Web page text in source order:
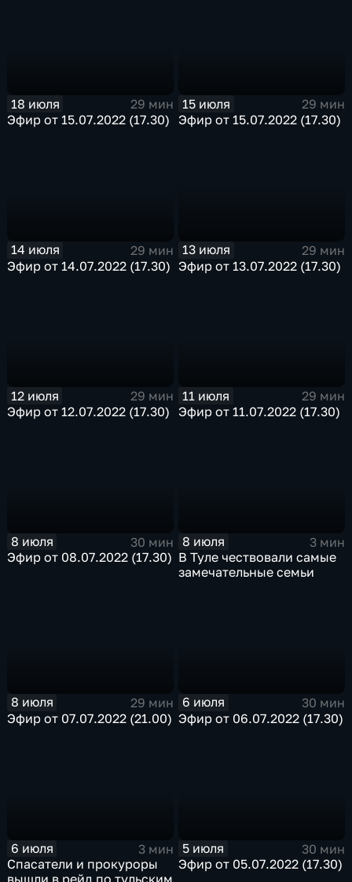
18 июля
29 мин
Эфир от 15.07.2022 (17.30)
15 июля
29 мин
Эфир от 15.07.2022 (17.30)
14 июля
29 мин
Эфир от 14.07.2022 (17.30)
13 июля
29 мин
Эфир от 13.07.2022 (17.30)
12 июля
29 мин
Эфир от 12.07.2022 (17.30)
11 июля
29 мин
Эфир от 11.07.2022 (17.30)
8 июля
30 мин
Эфир от 08.07.2022 (17.30)
8 июля
3 мин
В Туле чествовали самые
замечательные семьи
8 июля
29 мин
Эфир от 07.07.2022 (21.00)
6 июля
30 мин
Эфир от 06.07.2022 (17.30)
6 июля
3 мин
Спасатели и прокуроры
5 июля
30 мин
Эфир от 05.07.2022 (17.30)